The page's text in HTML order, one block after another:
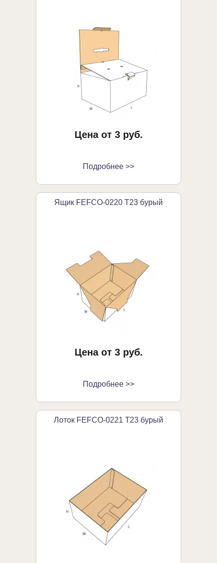
Цена от 3 руб.
Подробнее >>
Ящик FEFCO-0220 Т23 бурый
Цена от 3 руб.
Подробнее >>
Лоток FEFCO-0221 Т23 бурый